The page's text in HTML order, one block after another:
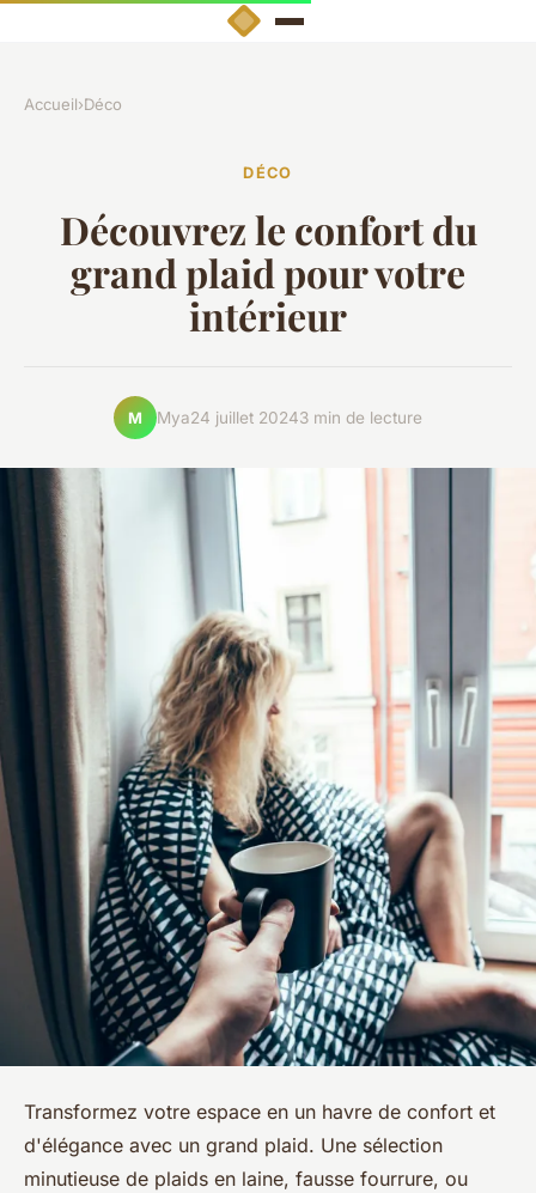
Accueil›Déco
DÉCO
Découvrez le confort du
grand plaid pour votre
intérieur
M Mya24 juillet 20243 min de lecture
Transformez votre espace en un havre de confort et
d'élégance avec un grand plaid. Une sélection
minutieuse de plaids en laine, fausse fourrure, ou